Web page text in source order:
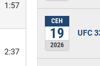
1:57
2:37
СЕН
19
2026
UFC